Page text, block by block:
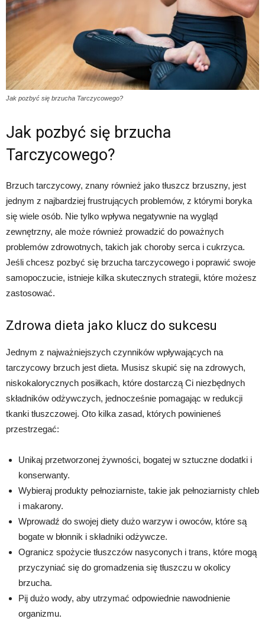
Jak pozbyć się brzucha Tarczycowego?
Jak pozbyć się brzucha
Tarczycowego?
Brzuch tarczycowy, znany również jako tłuszcz brzuszny, jest
jednym z najbardziej frustrujących problemów, z którymi boryka
się wiele osób. Nie tylko wpływa negatywnie na wygląd
zewnętrzny, ale może również prowadzić do poważnych
problemów zdrowotnych, takich jak choroby serca i cukrzyca.
Jeśli chcesz pozbyć się brzucha tarczycowego i poprawić swoje
samopoczucie, istnieje kilka skutecznych strategii, które możesz
zastosować.
Zdrowa dieta jako klucz do sukcesu
Jednym z najważniejszych czynników wpływających na
tarczycowy brzuch jest dieta. Musisz skupić się na zdrowych,
niskokalorycznych posiłkach, które dostarczą Ci niezbędnych
składników odżywczych, jednocześnie pomagając w redukcji
tkanki tłuszczowej. Oto kilka zasad, których powinieneś
przestrzegać:
Unikaj przetworzonej żywności, bogatej w sztuczne dodatki i
konserwanty.
Wybieraj produkty pełnoziarniste, takie jak pełnoziarnisty chleb
i makarony.
Wprowadź do swojej diety dużo warzyw i owoców, które są
bogate w błonnik i składniki odżywcze.
Ogranicz spożycie tłuszczów nasyconych i trans, które mogą
przyczyniać się do gromadzenia się tłuszczu w okolicy
brzucha.
Pij dużo wody, aby utrzymać odpowiednie nawodnienie
organizmu.